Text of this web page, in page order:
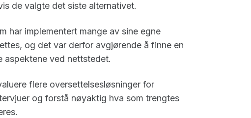
de valgte det siste alternativet.
har implementert mange av sine egne
og det var derfor avgjørende å finne en
aspektene ved nettstedet.
flere oversettelsesløsninger for
og forstå nøyaktig hva som trengtes